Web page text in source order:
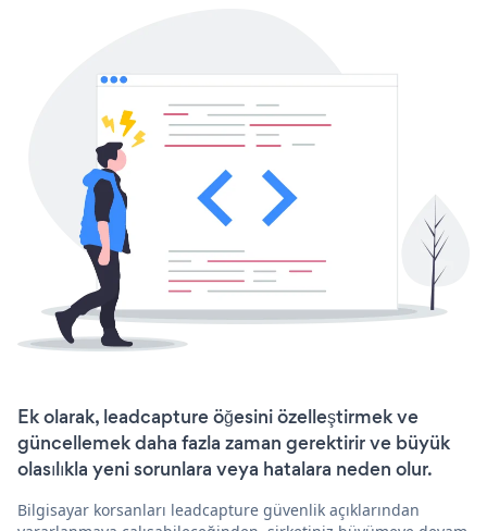
Ek olarak, leadcapture öğesini özelleştirmek ve
güncellemek daha fazla zaman gerektirir ve büyük
olasılıkla yeni sorunlara veya hatalara neden olur.
Bilgisayar korsanları leadcapture güvenlik açıklarından